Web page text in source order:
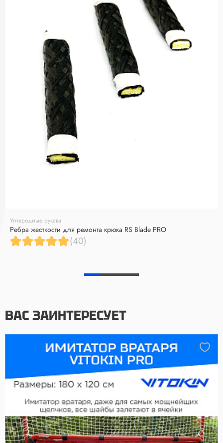
Углеродные рукава
Ребра жесткости для ремонта крюка RS Blade PRO
(40)
ВАС ЗАИНТЕРЕСУЕТ